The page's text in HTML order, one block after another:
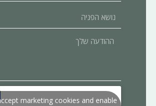
הפניה
ההודעה
marketing cookies and enable